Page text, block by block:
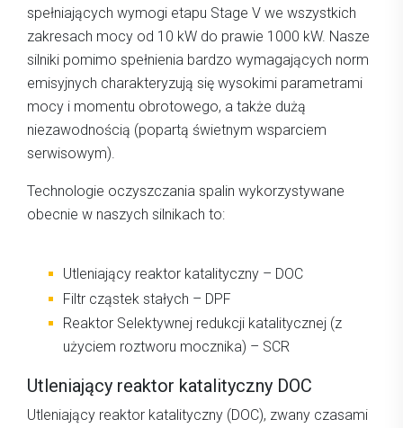
spełniających wymogi etapu Stage V we wszystkich
zakresach mocy od 10 kW do prawie 1000 kW. Nasze
silniki pomimo spełnienia bardzo wymagających norm
emisyjnych charakteryzują się wysokimi parametrami
mocy i momentu obrotowego, a także dużą
niezawodnością (popartą świetnym wsparciem
serwisowym).
Technologie oczyszczania spalin wykorzystywane
obecnie w naszych silnikach to:
Utleniający reaktor katalityczny – DOC
Filtr cząstek stałych – DPF
Reaktor Selektywnej redukcji katalitycznej (z
użyciem roztworu mocznika) – SCR
Utleniający reaktor katalityczny DOC
Utleniający reaktor katalityczny (DOC), zwany czasami